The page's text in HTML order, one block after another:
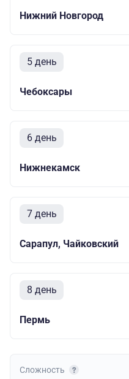
Нижний Новгород
5 день
Чебоксары
6 день
Нижнекамск
7 день
Сарапул, Чайковский
8 день
Пермь
Сложность